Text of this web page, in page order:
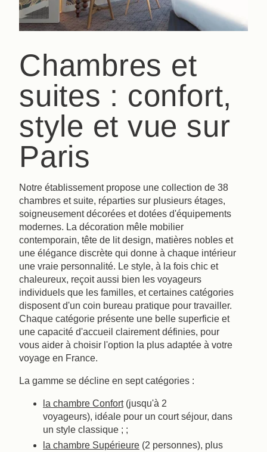
Chambres et
suites : confort,
style et vue sur
Paris
Notre établissement propose une collection de 38
chambres et suite, réparties sur plusieurs étages,
soigneusement décorées et dotées d'équipements
modernes. La décoration mêle mobilier
contemporain, tête de lit design, matières nobles et
une élégance discrète qui donne à chaque intérieur
une vraie personnalité. Le style, à la fois chic et
chaleureux, reçoit aussi bien les voyageurs
individuels que les familles, et certaines catégories
disposent d'un coin bureau pratique pour travailler.
Chaque catégorie présente une belle superficie et
une capacité d'accueil clairement définies, pour
vous aider à choisir l'option la plus adaptée à votre
voyage en France.
La gamme se décline en sept catégories :
la chambre Confort(jusqu'à 2
voyageurs), idéale pour un court séjour, dans
un style classique ; ;
la chambre Supérieure (2 personnes), plus